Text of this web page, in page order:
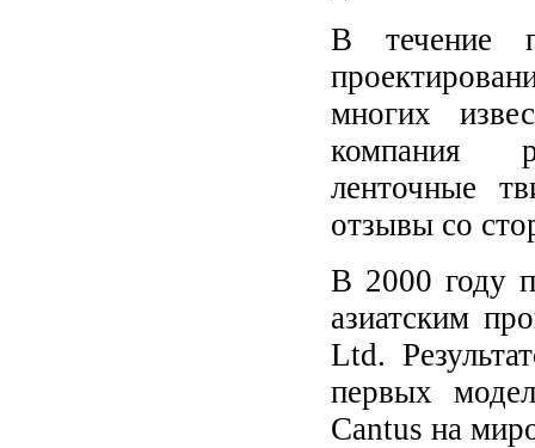
В течение
многих
компания
ленточные
отзывы со
В 2000 году
азиатским
Ltd.
первых
Cantus на